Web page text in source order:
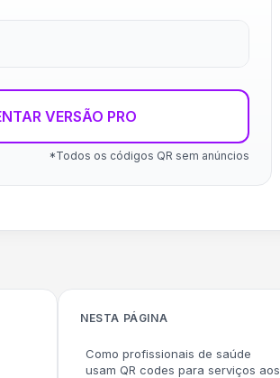
VERSÃO PRO
*Todos os códigos QR sem anúncios
NESTA PÁGINA
Como profissionais de saúde
usam QR codes para serviços aos